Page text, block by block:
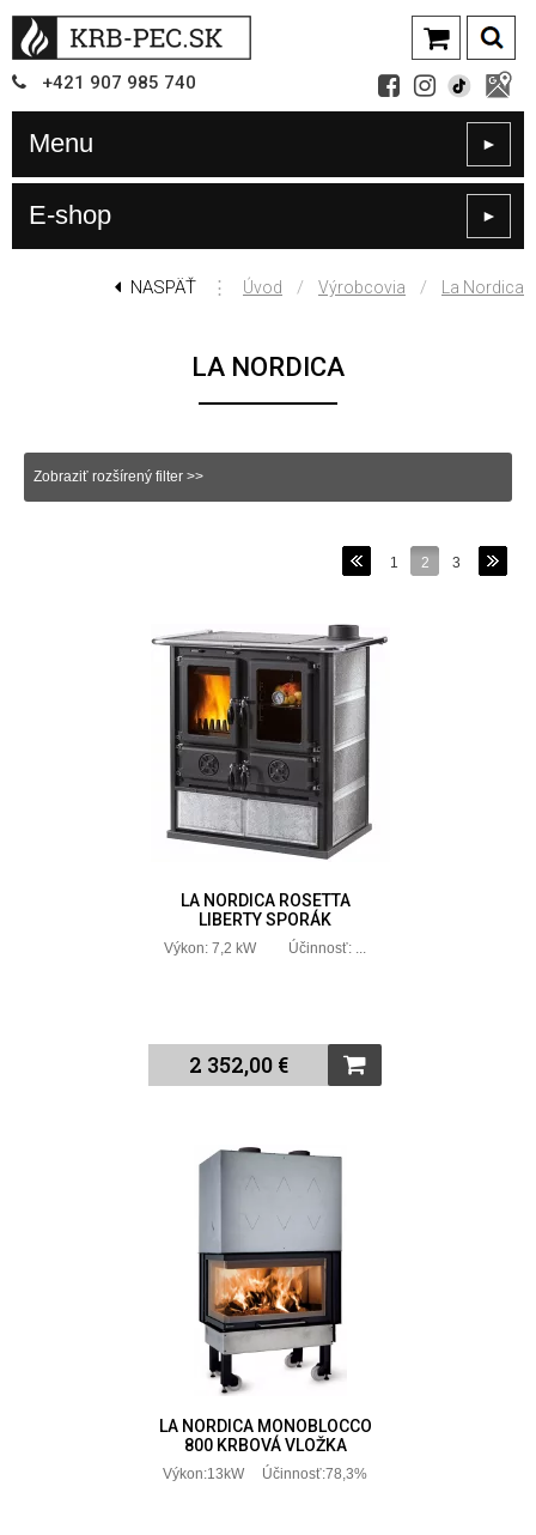
+421 907 985 740
Menu ►
E-shop ►
NASPÄŤ ⋮ Úvod / Výrobcovia / La Nordica
LA NORDICA
Zobraziť rozšírený filter >>
1 2 3
LA NORDICA ROSETTA
LIBERTY SPORÁK
Výkon: 7,2 kW Účinnosť: ...
2 352,00 €
LA NORDICA MONOBLOCCO
800 KRBOVÁ VLOŽKA
Výkon:13kW Účinnosť:78,3%